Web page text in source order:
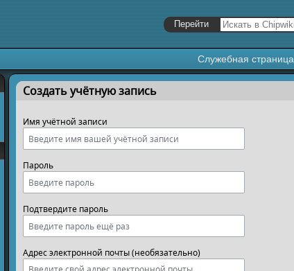
Служебная страница
Перейти к:навигация,поиск
Создать учётную запись
Имя учётной записи
Пароль
Подтвердите пароль
Адрес электронной почты (необязательно)